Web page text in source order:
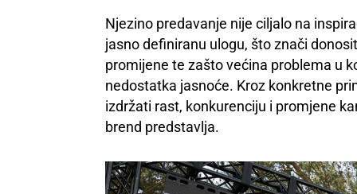
Njezino predavanje nije ciljalo na
jasno definiranu ulogu, što znači
promijene te zašto većina problema u
nedostatka jasnoće. Kroz konkretne
izdržati rast, konkurenciju i promjene
brend predstavlja.